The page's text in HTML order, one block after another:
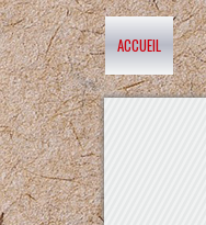
ACCUEIL